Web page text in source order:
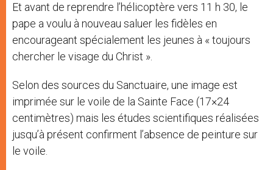
Et avant de reprendre l’hélicoptère vers 11 h 30, le
pape a voulu à nouveau saluer les fidèles en
encourageant spécialement les jeunes à « toujours
chercher le visage du Christ ».
Selon des sources du Sanctuaire, une image est
imprimée sur le voile de la Sainte Face (17×24
centimètres) mais les études scientifiques réalisées
jusqu’à présent confirment l’absence de peinture sur
le voile.